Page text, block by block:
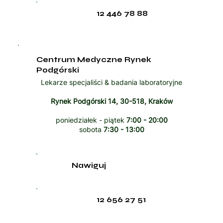
12 446 78 88
Centrum Medyczne Rynek
Podgórski
Lekarze specjaliści & badania laboratoryjne
Rynek Podgórski 14, 30-518, Kraków
poniedziałek - piątek 7:00 - 20:00
sobota 7:30 - 13:00
12 656 27 51
Nawiguj